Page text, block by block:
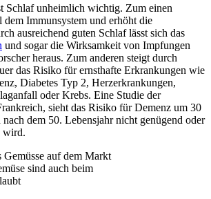
Schlaf unheimlich wichtig. Zum einen
dem Immunsystem und erhöht die
ausreichend guten Schlaf lässt sich das
und sogar die Wirksamkeit von Impfungen
heraus. Zum anderen steigt durch
das Risiko für ernsthafte Erkrankungen wie
Diabetes Typ 2, Herzerkrankungen,
oder Krebs. Eine Studie der
sieht das Risiko für Demenz um 30
dem 50. Lebensjahr nicht genügend oder
wird.
sind auch beim